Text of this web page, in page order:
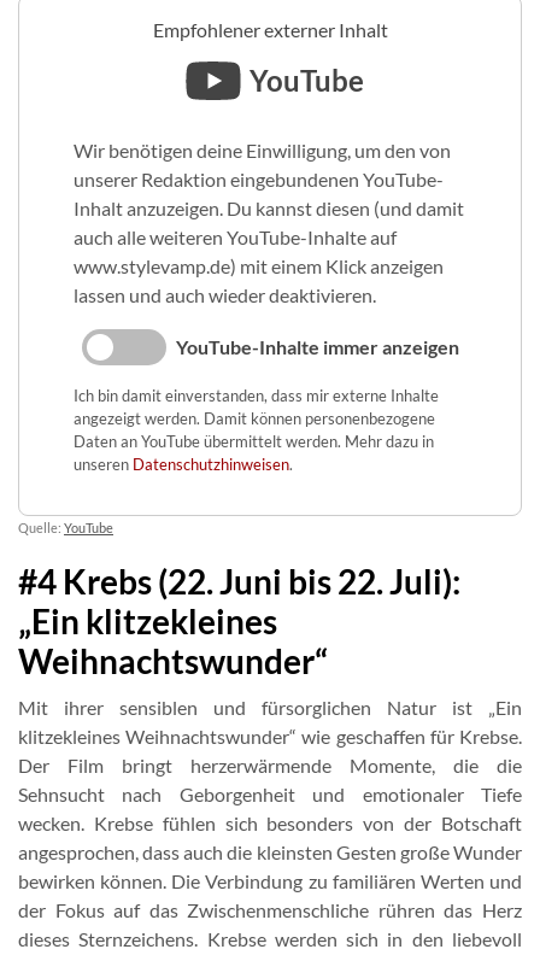
Empfohlener externer Inhalt
YouTube
Wir benötigen deine Einwilligung, um den von
unserer Redaktion eingebundenen YouTube-
Inhalt anzuzeigen. Du kannst diesen (und damit
auch alle weiteren YouTube-Inhalte auf
www.stylevamp.de) mit einem Klick anzeigen
lassen und auch wieder deaktivieren.
YouTube-Inhalte immer anzeigen
Ich bin damit einverstanden, dass mir externe Inhalte
angezeigt werden. Damit können personenbezogene
Daten an YouTube übermittelt werden. Mehr dazu in
unseren Datenschutzhinweisen.
Quelle: YouTube
#4 Krebs (22. Juni bis 22. Juli):
„Ein klitzekleines
Weihnachtswunder“
Mit ihrer sensiblen und fürsorglichen Natur ist „Ein
klitzekleines Weihnachtswunder“ wie geschaffen für Krebse.
Der Film bringt herzerwärmende Momente, die die
Sehnsucht nach Geborgenheit und emotionaler Tiefe
wecken. Krebse fühlen sich besonders von der Botschaft
angesprochen, dass auch die kleinsten Gesten große Wunder
bewirken können. Die Verbindung zu familiären Werten und
der Fokus auf das Zwischenmenschliche rühren das Herz
dieses Sternzeichens. Krebse werden sich in den liebevoll